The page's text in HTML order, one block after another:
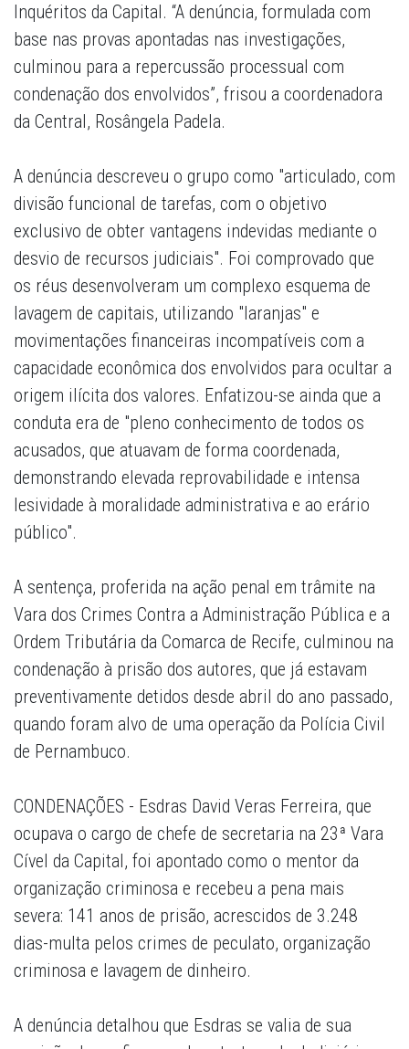
Inquéritos da Capital. “A denúncia, formulada com
base nas provas apontadas nas investigações,
culminou para a repercussão processual com
condenação dos envolvidos”, frisou a coordenadora
da Central, Rosângela Padela.
A denúncia descreveu o grupo como "articulado, com
divisão funcional de tarefas, com o objetivo
exclusivo de obter vantagens indevidas mediante o
desvio de recursos judiciais". Foi comprovado que
os réus desenvolveram um complexo esquema de
lavagem de capitais, utilizando "laranjas" e
movimentações financeiras incompatíveis com a
capacidade econômica dos envolvidos para ocultar a
origem ilícita dos valores. Enfatizou-se ainda que a
conduta era de "pleno conhecimento de todos os
acusados, que atuavam de forma coordenada,
demonstrando elevada reprovabilidade e intensa
lesividade à moralidade administrativa e ao erário
público".
A sentença, proferida na ação penal em trâmite na
Vara dos Crimes Contra a Administração Pública e a
Ordem Tributária da Comarca de Recife, culminou na
condenação à prisão dos autores, que já estavam
preventivamente detidos desde abril do ano passado,
quando foram alvo de uma operação da Polícia Civil
de Pernambuco.
CONDENAÇÕES - Esdras David Veras Ferreira, que
ocupava o cargo de chefe de secretaria na 23ª Vara
Cível da Capital, foi apontado como o mentor da
organização criminosa e recebeu a pena mais
severa: 141 anos de prisão, acrescidos de 3.248
dias-multa pelos crimes de peculato, organização
criminosa e lavagem de dinheiro.
A denúncia detalhou que Esdras se valia de sua